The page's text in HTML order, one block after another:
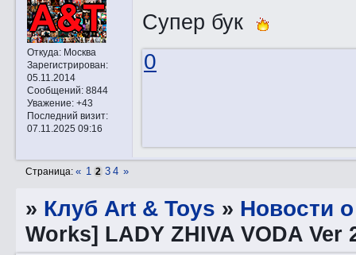
Откуда:Москва
Зарегистрирован:
05.11.2014
Сообщений:8844
Уважение: +43
Последний визит:
07.11.2025 09:16
Супер бук
0
Страница:« 1 2 3 4 »
» Клуб Art & Toys » Новости
Works] LADY ZHIVA VODA Ver